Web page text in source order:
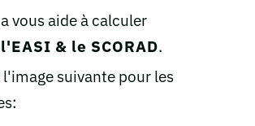
vous aide à calculer
l'EASI & le SCORAD.
l'image suivante pour les